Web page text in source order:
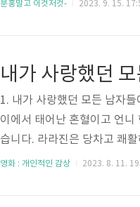
소진 제품 구매하는 꿀팁도 같
분홍말고 이것저것- 2023. 9. 15.
1. 내가 사랑했던 모든 남자
이에서 태어난 혼혈이고 언
습니다. 라라진은 당차고 쾌
이자 옆집에 살고 있는 조쉬
영화 : 개인적인 감상 2023. 8. 11.